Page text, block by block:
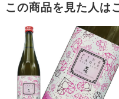
この商品を見た人は